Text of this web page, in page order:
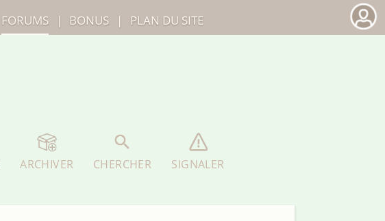
ARCHIVER CHERCHER SIGNALER
FORUMS | BONUS | PLAN DU SITE